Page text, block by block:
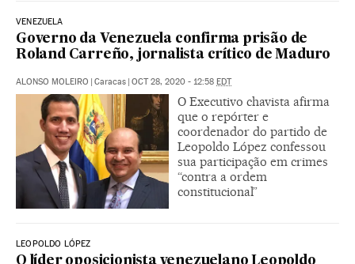
VENEZUELA
Governo da Venezuela confirma prisão de
Roland Carreño, jornalista crítico de Maduro
ALONSO MOLEIRO | Caracas | OCT 28, 2020 - 12:58 EDT
O Executivo chavista afirma
que o repórter e
coordenador do partido de
Leopoldo López confessou
sua participação em crimes
“contra a ordem
constitucional”
LEOPOLDO LÓPEZ
O líder oposicionista venezuelano Leopoldo